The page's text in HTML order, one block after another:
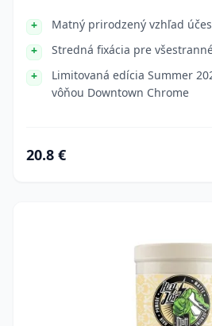
Matný prirodzený vzhľad
Stredná fixácia pre
Limitovaná edícia Summer
vôňou Downtown Chrome
20.8 €